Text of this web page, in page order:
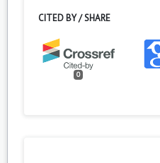
CITED BY / SHARE
0